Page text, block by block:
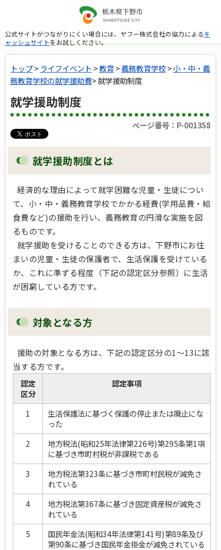
公式サイトがつながりにくい場合には、ヤフー株式会社の協力によるキ
ャッシュサイトをお試しください。
トップ> ライフイベント >教育>義務教育学校>小・中・義
務教育学校の就学援助費> 就学援助制度
就学援助制度
ページ番号：P-001358
就学援助制度とは
経済的な理由によって就学困難な児童・生徒につい
て、小・中・義務教育学校でかかる経費(学用品費・給
食費など)の援助を行い、義務教育の円滑な実施を図
るものです。
就学援助を受けることのできる方は、下野市にお住
まいの児童・生徒の保護者で、生活保護を受けている
か、これに準ずる程度（下記の認定区分参照）に生活
が困窮している方です。
対象となる方
援助の対象となる方は、下記の認定区分の1～13に該
当する方です。
認定
区分
認定事項
1
生活保護法に基づく保護の停止または廃止にな
った
2
地方税法(昭和25年法律第226号)第295条第1項
に基づき市町村税が非課税である
3
地方税法第323条に基づき市町村民税が減免さ
れている
4
地方税法第367条に基づき固定資産税が減免さ
れている
5
国民年金法(昭和34年法律第141号)第89条及び
第90条に基づき国民年金掛金が減免されている